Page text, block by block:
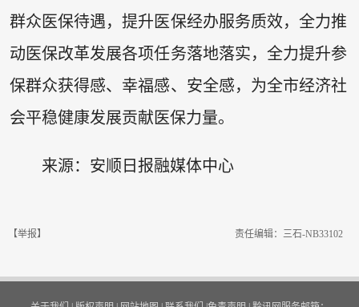
群众医保待遇，提升医保经办服务质效，全力推
动医保改革发展各项任务落地落实，全力提升参
保群众获得感、幸福感、安全感，为全市经济社
会平稳健康发展贡献医保力量。
来源：安顺日报融媒体中心
【举报】 责任编辑：三石-NB33102